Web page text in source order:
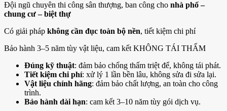
Đội ngũ chuyên thi công sân thượng, ban công cho nhà phố –
chung cư – biệt thự
Có giải pháp không cần đục toàn bộ nền, tiết kiệm chi phí
Bảo hành 3–5 năm tùy vật liệu, cam kết KHÔNG TÁI THẤM
Đúng kỹ thuật: đảm bảo chống thấm triệt để, không tái phát.
Tiết kiệm chi phí: xử lý 1 lần bền lâu, không sửa đi sửa lại.
Vật liệu chính hãng: đảm bảo chất lượng, an toàn cho công
trình.
Bảo hành dài hạn: cam kết 3–10 năm tùy gói dịch vụ.